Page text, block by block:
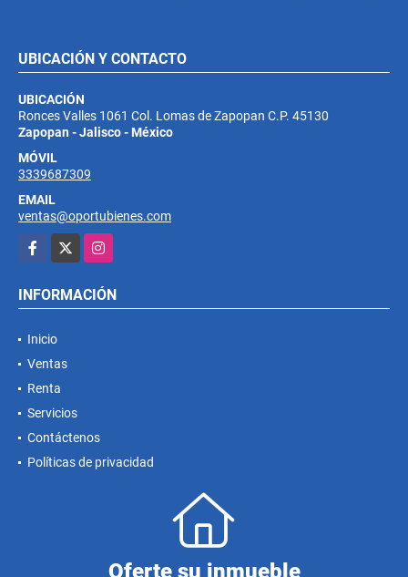
UBICACIÓN Y CONTACTO
UBICACIÓN
Ronces Valles 1061 Col. Lomas de Zapopan C.P. 45130
Zapopan - Jalisco - México
MÓVIL
3339687309
EMAIL
ventas@oportubienes.com
Facebook
Instagram
INFORMACIÓN
Inicio
Ventas
Renta
Servicios
Contáctenos
Políticas de privacidad
Oferte su inmueble